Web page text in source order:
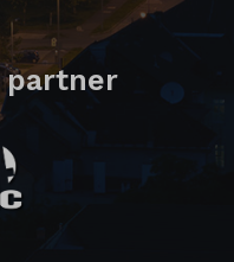
partner